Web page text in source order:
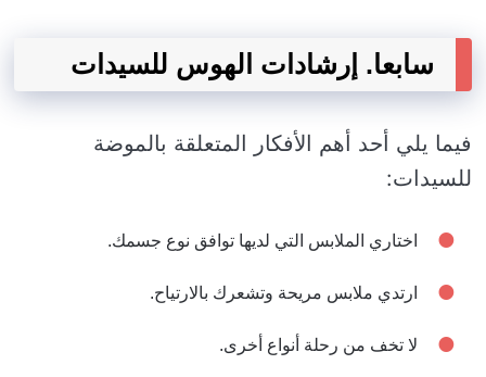
سابعا. إرشادات الهوس للسيدات
فيما يلي أحد أهم الأفكار المتعلقة بالموضة
للسيدات:
اختاري الملابس التي لديها توافق نوع جسمك.
ارتدي ملابس مريحة وتشعرك بالارتياح.
لا تخف من رحلة أنواع أخرى.